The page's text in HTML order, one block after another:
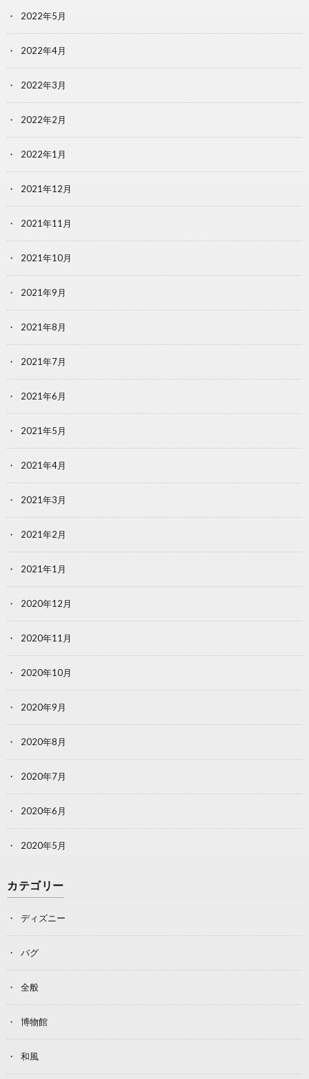
2022年5月
2022年4月
2022年3月
2022年2月
2022年1月
2021年12月
2021年11月
2021年10月
2021年9月
2021年8月
2021年7月
2021年6月
2021年5月
2021年4月
2021年3月
2021年2月
2021年1月
2020年12月
2020年11月
2020年10月
2020年9月
2020年8月
2020年7月
2020年6月
2020年5月
カテゴリー
ディズニー
バグ
全般
博物館
和風